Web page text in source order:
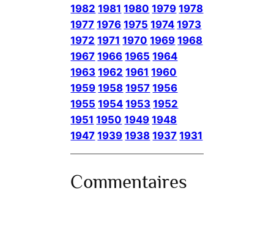
1982 1981 1980 1979 1978
1977 1976 1975 1974 1973
1972 1971 1970 1969 1968
1967 1966 1965 1964
1963 1962 1961 1960
1959 1958 1957 1956
1955 1954 1953 1952
1951 1950 1949 1948
1947 1939 1938 1937 1931
Commentaires